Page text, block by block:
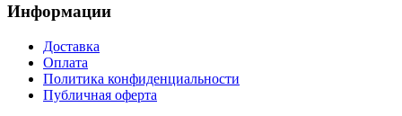
Информации
Доставка
Оплата
Политика конфиденциальности
Публичная оферта